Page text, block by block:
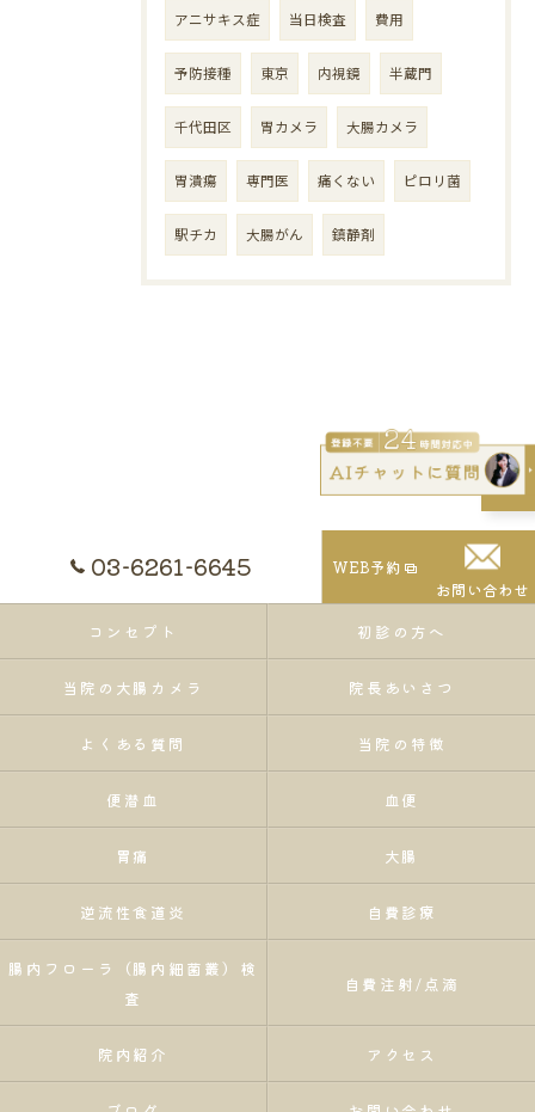
アニサキス症 当日検査 費用
予防接種 東京 内視鏡 半蔵門
千代田区 胃カメラ 大腸カメラ
胃潰瘍 専門医 痛くない ピロリ菌
駅チカ 大腸がん 鎮静剤
03-6261-6645
WEB予約
お問い合わせ
コンセプト
初診の方へ
当院の大腸カメラ 院長あいさつ
よくある質問 当院の特徴
便潜血 血便
胃痛 大腸
逆流性食道炎 自費診療
腸内フローラ（腸内細菌叢）検
査
自費注射/点滴
院内紹介 アクセス